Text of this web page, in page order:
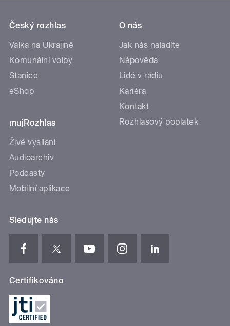
Český rozhlas
Válka na Ukrajině
Komunální volby
Stanice
eShop
mujRozhlas
Živé vysílání
Audioarchiv
Podcasty
Mobilní aplikace
O nás
Jak nás naladíte
Nápověda
Lidé v rádiu
Kariéra
Kontakt
Rozhlasový poplatek
Sledujte nás
Certifikováno